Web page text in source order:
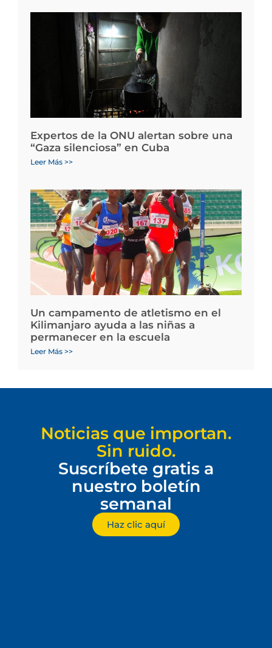
Expertos de la ONU alertan sobre una
“Gaza silenciosa” en Cuba
Leer Más >>
Un campamento de atletismo en el
Kilimanjaro ayuda a las niñas a
permanecer en la escuela
Leer Más >>
Noticias que importan.
Sin ruido.
Suscríbete gratis a
nuestro boletín
semanal
Haz clic aquí